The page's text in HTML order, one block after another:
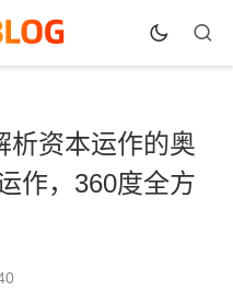
析资本运作的奥
作，360度全方